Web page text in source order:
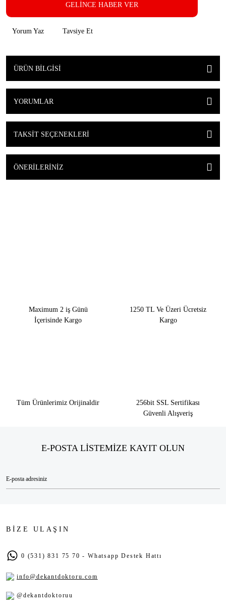
GELİNCE HABER VER
Yorum Yaz Tavsiye Et
ÜRÜN BILGISI
YORUMLAR
TAKSIT SEÇENEKLERI
ÖNERILERINIZ
Maximum 2 iş Günü
İçerisinde Kargo
1250 TL Ve Üzeri Ücretsiz
Kargo
Tüm Ürünlerimiz Orijinaldir
256bit SSL Sertifikası
Güvenli Alışveriş
E-POSTA LİSTEMİZE KAYIT OLUN
BİZE ULAŞIN
0 (531) 831 75 70 - Whatsapp Destek Hattı
info@dekantdoktoru.com
@dekantdoktoruu